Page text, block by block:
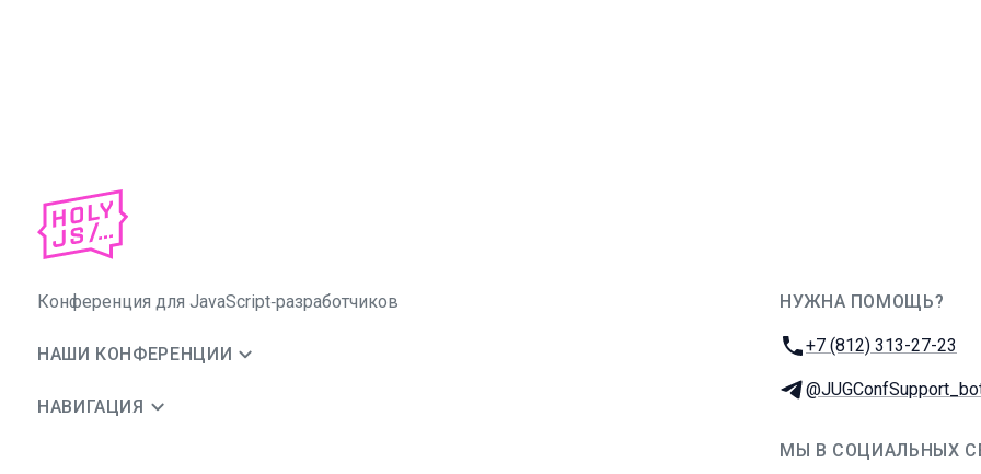
Конференция для JavaScript‑разработчиков
НАШИ КОНФЕРЕНЦИИ
НАВИГАЦИЯ
НУЖНА ПОМОЩЬ?
Телефон:
+7 (812) 313-27-23
Телеграм:
МЫ В СОЦИАЛЬНЫХ